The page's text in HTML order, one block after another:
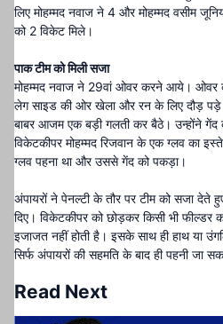
लिए मोहम्मद नवाज ने 4 और मोहम्मद वसीम
को 2 विकेट मिले।
पाक टीम को मिली सजा
मोहम्मद नवाज ने 29वां ओवर करने आये। ओवर
लेग साइड की ओर खेला और रन के लिए दौड़
बाबर आजम एक बड़ी गलती कर बैठे। उन्होंने गेंद
विकेटकीपर मोहम्मद रिजवान के एक ग्लव का
ग्लव पहना था और उससे गेंद को पकड़ा।
अंपायरों ने पेनल्टी के तौर पर टीम को सजा
दिए। विकेटकीपर को छोड़कर किसी भी फील्डर
इजाजत नहीं होती है। इसके साथ ही हाथ या
सिर्फ अंपायरों की सहमति के बाद ही पहनी जा
Read Next